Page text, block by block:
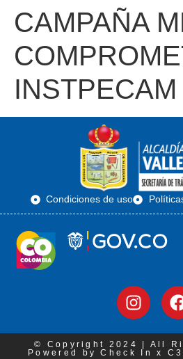
CAMPAÑA
INSTPECAM
Condiciones de uso
© Copyright 2024 | All
Powered by Check In x